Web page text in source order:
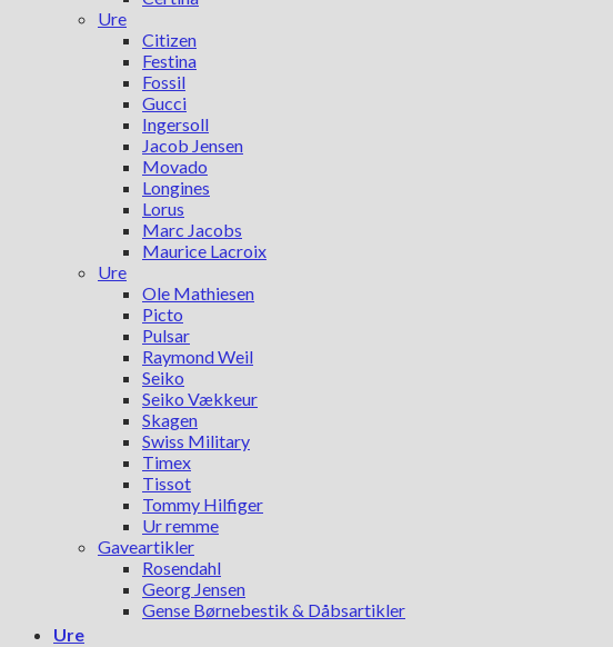
Ure
Citizen
Festina
Fossil
Gucci
Ingersoll
Jacob Jensen
Movado
Longines
Lorus
Marc Jacobs
Maurice Lacroix
Ure
Ole Mathiesen
Picto
Pulsar
Raymond Weil
Seiko
Seiko Vækkeur
Skagen
Swiss Military
Timex
Tissot
Tommy Hilfiger
Ur remme
Gaveartikler
Rosendahl
Georg Jensen
Gense Børnebestik & Dåbsartikler
Ure